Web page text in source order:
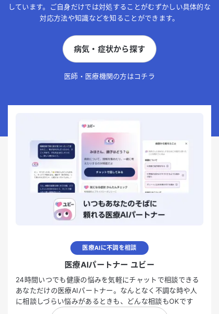
しています。ご自身だけでは対処することがむずかしい具体的な
対応方法や知識などを知ることができます。
病気・症状から探す
医師・医療機関の方はコチラ
医療AIに不調を相談
医療AIパートナー ユビー
24時間いつでも健康の悩みを気軽にチャットで相談できる
あなただけの医療AIパートナー。なんとなく不調な時や人
に相談しづらい悩みがあるときも、どんな相談もOKです